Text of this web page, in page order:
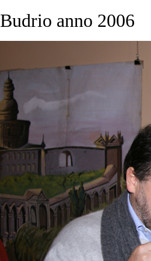
Budrio anno 2006